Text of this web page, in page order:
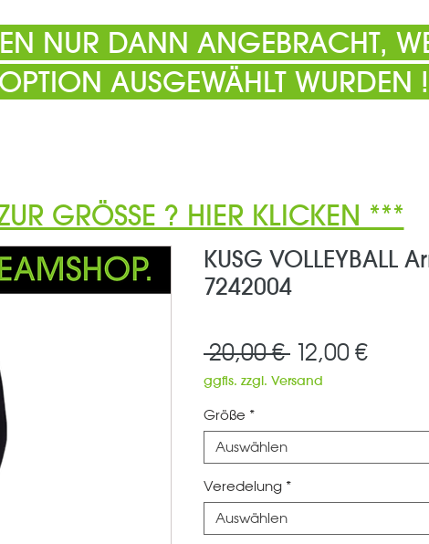
NUR DANN ANGEBRACHT,
AUSGEWÄHLT WURDEN !
KUSG VOLLEYBALL
7242004
20,00 € Standardpreis
12,00 €Sale-
ggfls. zzgl. Versand
Größe *
Auswählen
Veredelung *
Auswählen
GRÖSSE ? HIER KLICKEN ***